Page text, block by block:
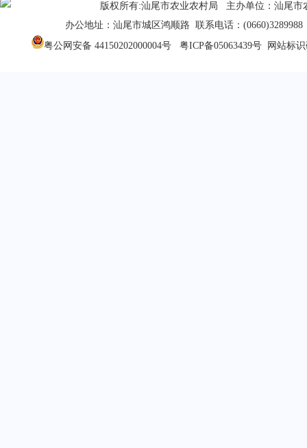
版权所有:汕尾市农业农村局 主办单位：汕尾市
办公地址：汕尾市城区鸿顺路 联系电话：(0660)3289988
粤公网安备 44150202000004号
粤ICP备05063439号网站标识